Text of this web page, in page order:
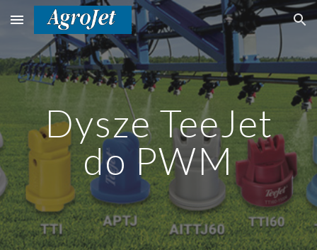
Skip to main content Skip to navigation
Dysze TeeJet
do PWM